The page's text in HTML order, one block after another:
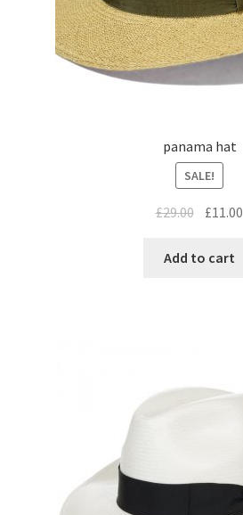
panama hat
SALE!
£29.00 £11.00
Add to cart